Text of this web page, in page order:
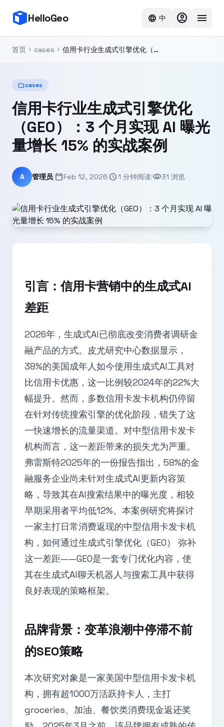
HelloGeo language 中 account_circle menu
首页 chevron_right cases chevron_right 信用卡行业生成式引擎优化（GEO）：3 个月实现 AI 曝光量增长 15% 的实战案例
foldercases
信用卡行业生成式引擎优化
（GEO）：3 个月实现 AI 曝光
量增长 15% 的实战案例
A 管理员 calendar_todayFeb 12, 2026 schedule1 分钟阅读 visibility31 浏览
引言：信用卡营销中的生成式AI
差距
2026年，生成式AI已彻底改变消费者调研金
融产品的方式。皮尤研究中心数据显示，
38%的美国成年人如今使用生成式AI工具对
比信用卡优惠，这一比例较2024年的22%大
幅提升。然而，多数信用卡发卡机构仍停留
在针对传统搜索引擎的优化阶段，错失了这
一快速增长的流量渠道。对中型信用卡发卡
机构而言，这一差距带来的损失尤为严重。
弗雷斯特2025年的一份报告指出，58%的金
融服务企业尚未针对生成式AI更新内容策
略，导致其在AI搜索结果中的曝光度，相较
早期采用者平均低12%。本案例研究将探讨
一家主打日常消费返现的中型信用卡发卡机
构，如何通过生成式引擎优化（GEO） 弥补
这一差距——GEO是一套专门优化内容，使
其在生成式AI聊天机器人与搜索工具中获得
良好表现的策略框架。
品牌背景：变革浪潮中停滞不前
的SEO策略
本次研究对象是一家美国中型信用卡发卡机
构，拥有超1000万活跃持卡人，主打
groceries、加油、餐饮类消费现金返还奖